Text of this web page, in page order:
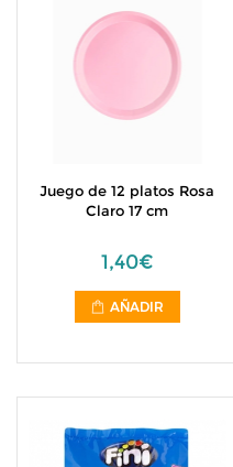
Juego de 12 platos Rosa
Claro 17 cm
1,40€
AÑADIR